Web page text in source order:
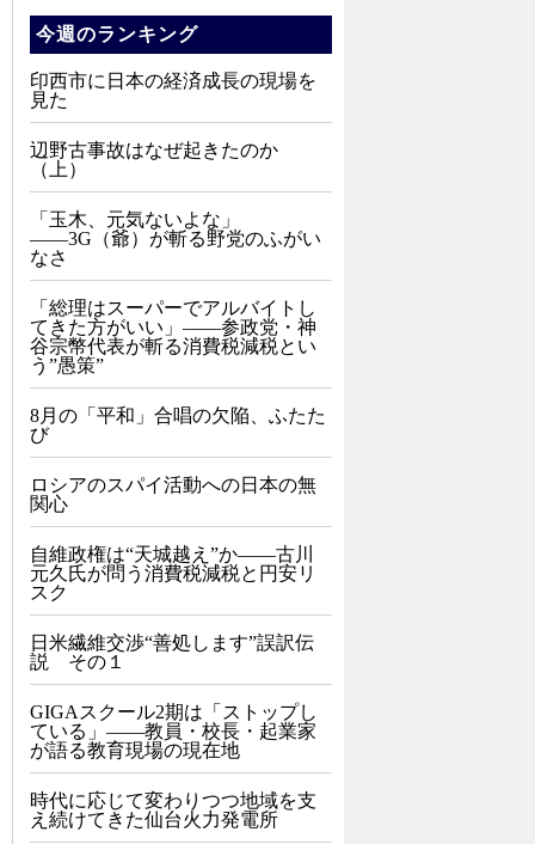
今週のランキング
印西市に日本の経済成長の現場を
見た
辺野古事故はなぜ起きたのか
（上）
「玉木、元気ないよな」
――3G（爺）が斬る野党のふがい
なさ
「総理はスーパーでアルバイトし
てきた方がいい」――参政党・神
谷宗幣代表が斬る消費税減税とい
う”愚策”
8月の「平和」合唱の欠陥、ふたた
び
ロシアのスパイ活動への日本の無
関心
自維政権は“天城越え”か――古川
元久氏が問う消費税減税と円安リ
スク
日米繊維交渉“善処します”誤訳伝
説 その１
GIGAスクール2期は「ストップし
ている」——教員・校長・起業家
が語る教育現場の現在地
時代に応じて変わりつつ地域を支
え続けてきた仙台火力発電所